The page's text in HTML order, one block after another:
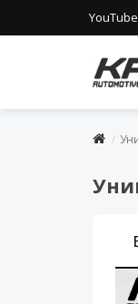
YouTube